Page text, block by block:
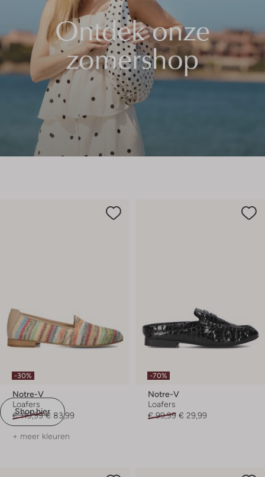
Shop hier
-30%
Notre-V
Loafers
€ 119,99 € 83,99
+ meer kleuren
-70%
Notre-V
Loafers
€ 99,99 € 29,99